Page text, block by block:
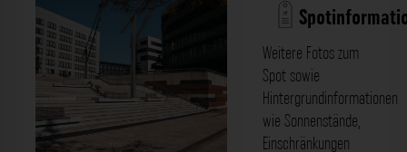
Weitere Fotos zum
Spot sowie
Hintergrundinformationen
wie Sonnenstände,
Einschränkungen